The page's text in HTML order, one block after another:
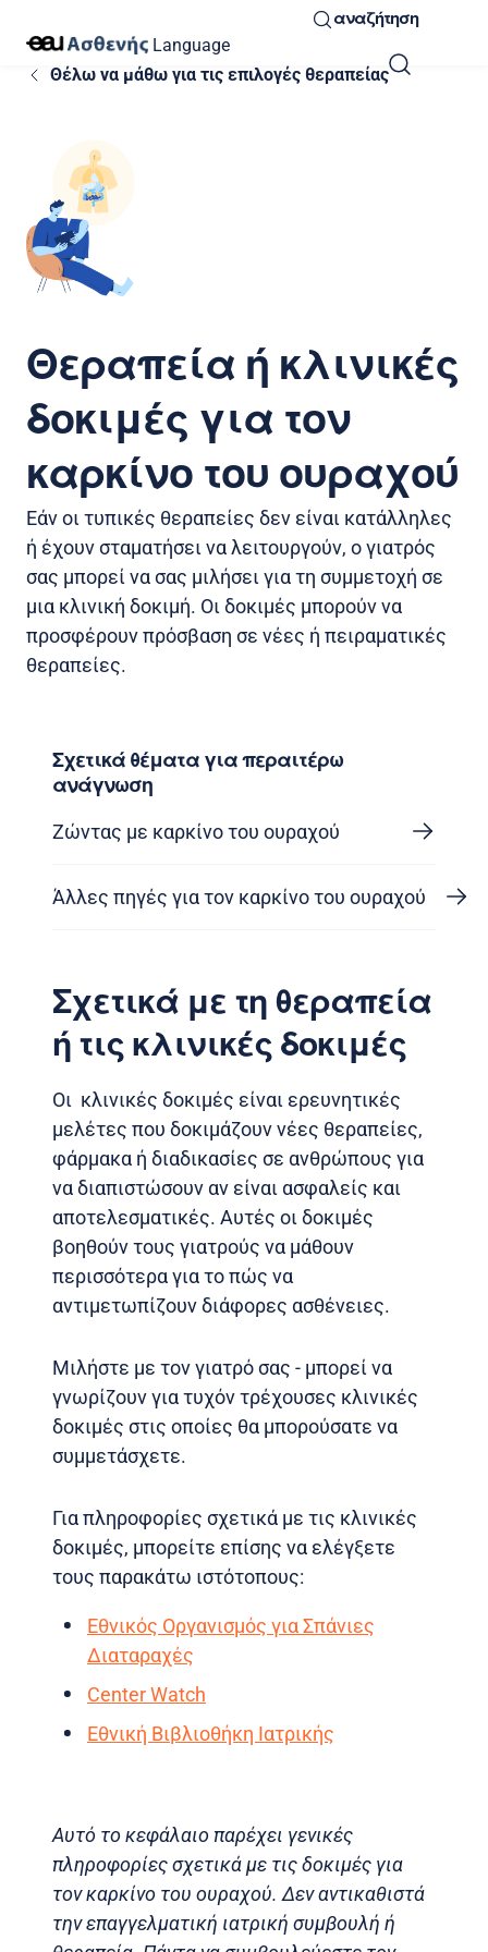
Language
αναζήτηση
Θέλω να μάθω για τις επιλογές θεραπείας
Θεραπεία ή κλινικές
δοκιμές για τον
καρκίνο του ουραχού
Εάν οι τυπικές θεραπείες δεν είναι κατάλληλες
ή έχουν σταματήσει να λειτουργούν, ο γιατρός
σας μπορεί να σας μιλήσει για τη συμμετοχή σε
μια κλινική δοκιμή. Οι δοκιμές μπορούν να
προσφέρουν πρόσβαση σε νέες ή πειραματικές
θεραπείες.
Σχετικά θέματα για περαιτέρω
ανάγνωση
Ζώντας με καρκίνο του ουραχού
Άλλες πηγές για τον καρκίνο του ουραχού
Σχετικά με τη θεραπεία
ή τις κλινικές δοκιμές
Οι κλινικές δοκιμές είναι ερευνητικές
μελέτες που δοκιμάζουν νέες θεραπείες,
φάρμακα ή διαδικασίες σε ανθρώπους για
να διαπιστώσουν αν είναι ασφαλείς και
αποτελεσματικές. Αυτές οι δοκιμές
βοηθούν τους γιατρούς να μάθουν
περισσότερα για το πώς να
αντιμετωπίζουν διάφορες ασθένειες.
Μιλήστε με τον γιατρό σας - μπορεί να
γνωρίζουν για τυχόν τρέχουσες κλινικές
δοκιμές στις οποίες θα μπορούσατε να
συμμετάσχετε.
Για πληροφορίες σχετικά με τις κλινικές
δοκιμές, μπορείτε επίσης να ελέγξετε
τους παρακάτω ιστότοπους:
Εθνικός Οργανισμός για Σπάνιες
Διαταραχές
Center Watch
Εθνική Βιβλιοθήκη Ιατρικής
Αυτό το κεφάλαιο παρέχει γενικές
πληροφορίες σχετικά με τις δοκιμές για
τον καρκίνο του ουραχού. Δεν αντικαθιστά
την επαγγελματική ιατρική συμβουλή ή